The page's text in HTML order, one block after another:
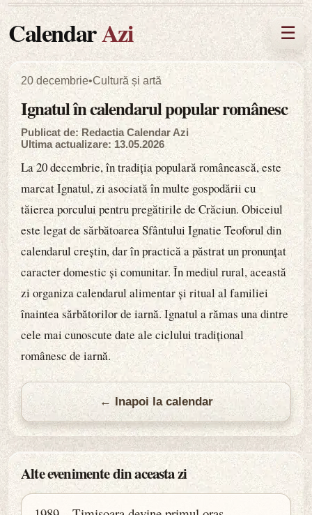
CalendarAzi ☰
20 decembrie•Cultură și artă
Ignatul în calendarul popular românesc
Publicat de: Redactia Calendar Azi
Ultima actualizare: 13.05.2026
La 20 decembrie, în tradiția populară românească, este
marcat Ignatul, zi asociată în multe gospodării cu
tăierea porcului pentru pregătirile de Crăciun. Obiceiul
este legat de sărbătoarea Sfântului Ignatie Teoforul din
calendarul creștin, dar în practică a păstrat un pronunțat
caracter domestic și comunitar. În mediul rural, această
zi organiza calendarul alimentar și ritual al familiei
înaintea sărbătorilor de iarnă. Ignatul a rămas una dintre
cele mai cunoscute date ale ciclului tradițional
românesc de iarnă.
← Inapoi la calendar
Alte evenimente din aceasta zi